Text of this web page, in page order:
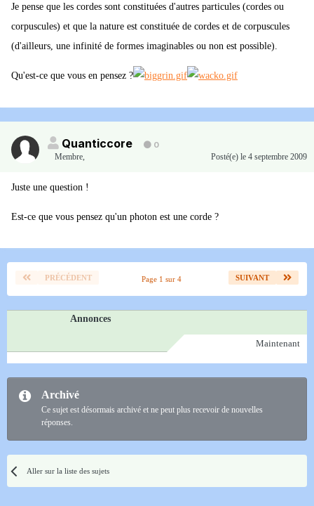
Je pense que les cordes sont constituées d'autres particules (cordes ou
corpuscules) et que la nature est constituée de cordes et de corpuscules
(d'ailleurs, une infinité de formes imaginables ou non est possible).
Qu'est-ce que vous en pensez ?
Quanticcore
0
Membre
Posté(e) le 4 septembre 2009
Juste une question !
Est-ce que vous pensez qu'un photon est une corde ?
PRÉCÉDENT SUIVANT
Page 1 sur 4
Annonces
Maintenant
Archivé
Ce sujet est désormais archivé et ne peut plus recevoir de nouvelles
réponses.
Aller sur la liste des sujets